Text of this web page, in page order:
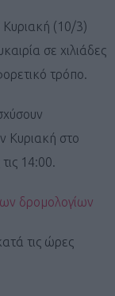
Κυριακή (10/3)
σε χιλιάδες
τρόπο.
Κυριακή στο
14:00.
δρομολογίων
τις ώρες